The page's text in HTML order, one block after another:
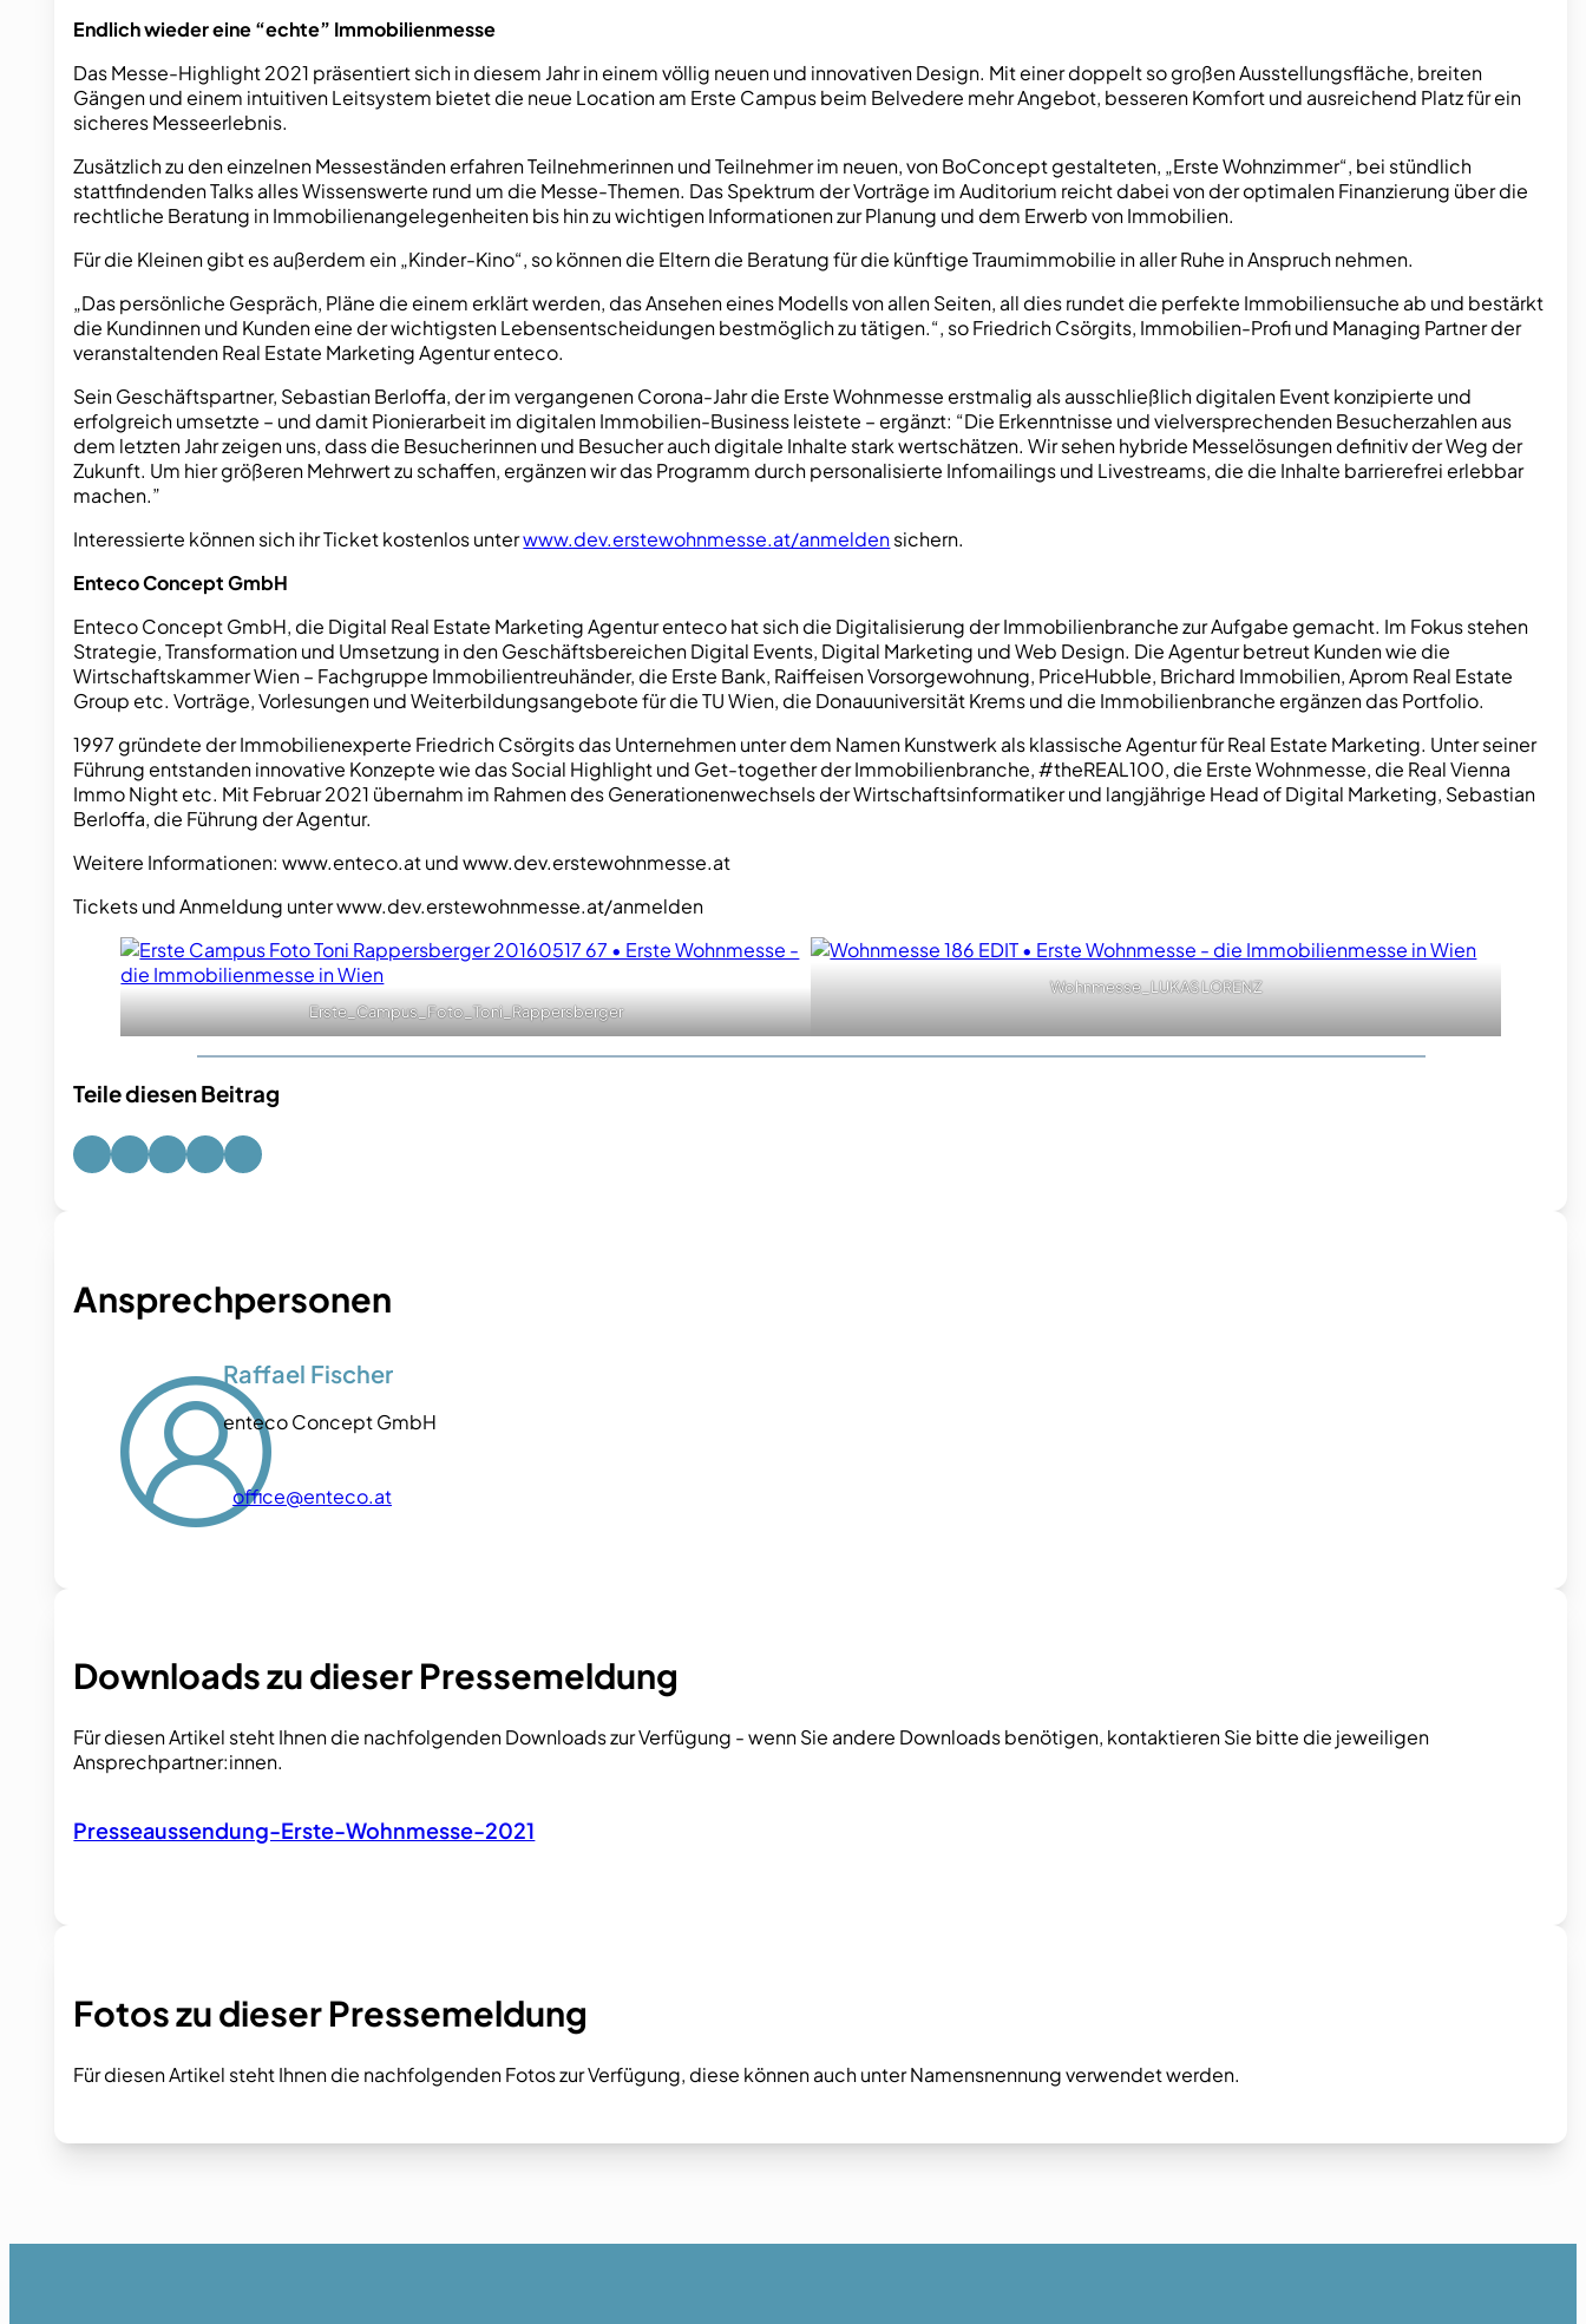
Endlich wieder eine “echte” Immobilienmesse
Das Messe-Highlight 2021 präsentiert sich in diesem Jahr in einem völlig neuen und innovativen Design. Mit einer doppelt so großen Ausstellungsfläche, breiten
Gängen und einem intuitiven Leitsystem bietet die neue Location am Erste Campus beim Belvedere mehr Angebot, besseren Komfort und ausreichend Platz für ein
sicheres Messeerlebnis.
Zusätzlich zu den einzelnen Messeständen erfahren Teilnehmerinnen und Teilnehmer im neuen, von BoConcept gestalteten, „Erste Wohnzimmer“, bei stündlich
stattfindenden Talks alles Wissenswerte rund um die Messe-Themen. Das Spektrum der Vorträge im Auditorium reicht dabei von der optimalen Finanzierung über die
rechtliche Beratung in Immobilienangelegenheiten bis hin zu wichtigen Informationen zur Planung und dem Erwerb von Immobilien.
Für die Kleinen gibt es außerdem ein „Kinder-Kino“, so können die Eltern die Beratung für die künftige Traumimmobilie in aller Ruhe in Anspruch nehmen.
„Das persönliche Gespräch, Pläne die einem erklärt werden, das Ansehen eines Modells von allen Seiten, all dies rundet die perfekte Immobiliensuche ab und bestärkt
die Kundinnen und Kunden eine der wichtigsten Lebensentscheidungen bestmöglich zu tätigen.“, so Friedrich Csörgits, Immobilien-Profi und Managing Partner der
veranstaltenden Real Estate Marketing Agentur enteco.
Sein Geschäftspartner, Sebastian Berloffa, der im vergangenen Corona-Jahr die Erste Wohnmesse erstmalig als ausschließlich digitalen Event konzipierte und
erfolgreich umsetzte – und damit Pionierarbeit im digitalen Immobilien-Business leistete – ergänzt: “Die Erkenntnisse und vielversprechenden Besucherzahlen aus
dem letzten Jahr zeigen uns, dass die Besucherinnen und Besucher auch digitale Inhalte stark wertschätzen. Wir sehen hybride Messelösungen definitiv der Weg der
Zukunft. Um hier größeren Mehrwert zu schaffen, ergänzen wir das Programm durch personalisierte Infomailings und Livestreams, die die Inhalte barrierefrei erlebbar
machen.”
Interessierte können sich ihr Ticket kostenlos unterwww.dev.erstewohnmesse.at/anmeldensichern.
Enteco Concept GmbH
Enteco Concept GmbH, die Digital Real Estate Marketing Agentur enteco hat sich die Digitalisierung der Immobilienbranche zur Aufgabe gemacht. Im Fokus stehen
Strategie, Transformation und Umsetzung in den Geschäftsbereichen Digital Events, Digital Marketing und Web Design. Die Agentur betreut Kunden wie die
Wirtschaftskammer Wien – Fachgruppe Immobilientreuhänder, die Erste Bank, Raiffeisen Vorsorgewohnung, PriceHubble, Brichard Immobilien, Aprom Real Estate
Group etc. Vorträge, Vorlesungen und Weiterbildungsangebote für die TU Wien, die Donauuniversität Krems und die Immobilienbranche ergänzen das Portfolio.
1997 gründete der Immobilienexperte Friedrich Csörgits das Unternehmen unter dem Namen Kunstwerk als klassische Agentur für Real Estate Marketing. Unter seiner
Führung entstanden innovative Konzepte wie das Social Highlight und Get-together der Immobilienbranche, #theREAL100, die Erste Wohnmesse, die Real Vienna
Immo Night etc. Mit Februar 2021 übernahm im Rahmen des Generationenwechsels der Wirtschaftsinformatiker und langjährige Head of Digital Marketing, Sebastian
Berloffa, die Führung der Agentur.
Weitere Informationen: www.enteco.at und www.dev.erstewohnmesse.at
Tickets und Anmeldung unter www.dev.erstewohnmesse.at/anmelden
Erste_Campus_Foto_Toni_Rappersberger
Wohnmesse_LUKAS LORENZ
Teile diesen Beitrag
Ansprechpersonen
Raffael Fischer
enteco Concept GmbH
office@enteco.at
Downloads zu dieser Pressemeldung
Für diesen Artikel steht Ihnen die nachfolgenden Downloads zur Verfügung - wenn Sie andere Downloads benötigen, kontaktieren Sie bitte die jeweiligen
Ansprechpartner:innen.
Presseaussendung-Erste-Wohnmesse-2021
Fotos zu dieser Pressemeldung
Für diesen Artikel steht Ihnen die nachfolgenden Fotos zur Verfügung, diese können auch unter Namensnennung verwendet werden.